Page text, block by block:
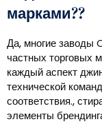
марками??
Да, многие заводы
частных торговых
каждый аспект
технической
соответствия.,
элементы